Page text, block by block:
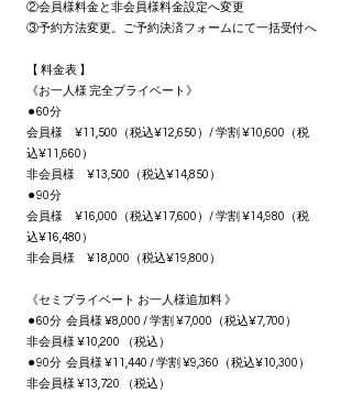
②会員様料金と非会員様料金設定へ変更
③予約方法変更。ご予約決済フォームにて一括受付へ
【 料金表 】
《お一人様 完全プライベート》
⚫︎60分
会員様 ¥11,500（税込¥12,650）/ 学割 ¥10,600（税
込¥11,660）
非会員様 ¥13,500（税込¥14,850）
⚫︎90分
会員様 ¥16,000（税込¥17,600）/ 学割 ¥14,980（税
込¥16,480）
非会員様 ¥18,000（税込¥19,800）
《セミプライベート お一人様追加料 》
⚫︎60分 会員様 ¥8,000 / 学割 ¥7,000（税込¥7,700）
非会員様 ¥10,200 （税込）
⚫︎90分 会員様 ¥11,440 / 学割 ¥9,360（税込¥10,300）
非会員様 ¥13,720 （税込）